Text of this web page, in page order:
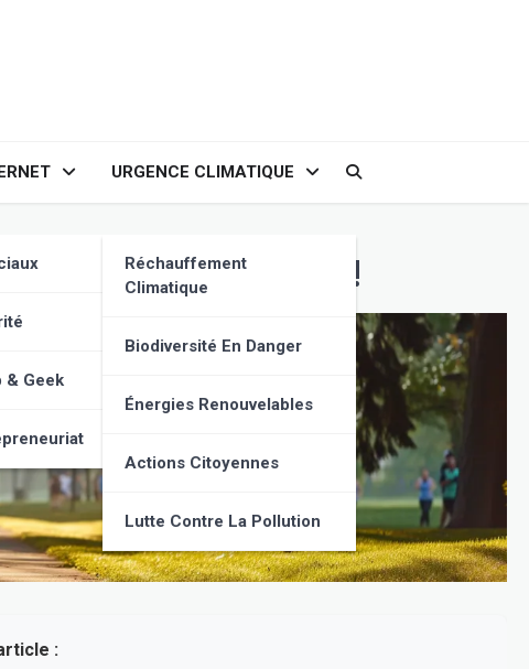
& Geek
URGENCE CLIMATIQUE
Réchauffement
Climatique
Biodiversité En Danger
Énergies Renouvelables
Actions Citoyennes
Lutte Contre La Pollution
équilibrée. À lire !
: